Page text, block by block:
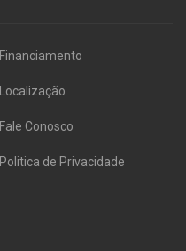
Financiamento
Localização
Fale Conosco
Politica de Privacidade